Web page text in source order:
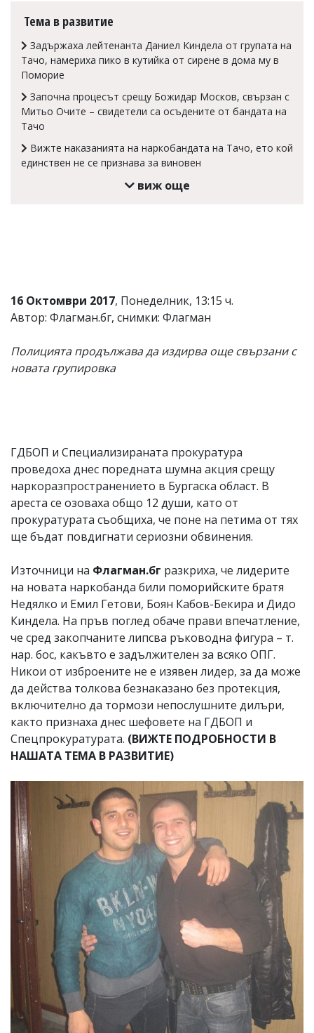
коментар,
моля
сигнализирайте
Тема в развитие
Задържаха лейтенанта Даниел Киндела от групата на
Тачо, намериха пико в кутийка от сирене в дома му в
Поморие
Започна процесът срещу Божидар Москов, свързан с
Митьо Очите – свидетели са осъдените от бандата на
Тачо
Вижте наказанията на наркобандата на Тачо, ето кой
единствен не се признава за виновен
виж още
16 Октомври 2017, Понеделник, 13:15 ч.
Автор: Флагман.бг, снимки: Флагман
Полицията продължава да издирва още свързани с
новата групировка
ГДБОП и Специализираната прокуратура
проведоха днес поредната шумна акция срещу
наркоразпространението в Бургаска област. В
ареста се озоваха общо 12 души, като от
прокуратурата съобщиха, че поне на петима от тях
ще бъдат повдигнати сериозни обвинения.
Източници на Флагман.бг разкриха, че лидерите
на новата наркобанда били поморийските братя
Недялко и Емил Гетови, Боян Кабов-Бекира и Дидо
Киндела. На пръв поглед обаче прави впечатление,
че сред закопчаните липсва ръководна фигура – т.
нар. бос, какъвто е задължителен за всяко ОПГ.
Никои от изброените не е изявен лидер, за да може
да действа толкова безнаказано без протекция,
включително да тормози непослушните дилъри,
както признаха днес шефовете на ГДБОП и
Спецпрокуратурата. (ВИЖТЕ ПОДРОБНОСТИ В
НАШАТА ТЕМА В РАЗВИТИЕ)